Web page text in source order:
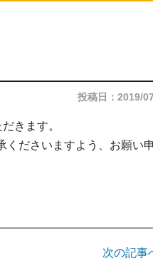
投稿日：2019/
きます。
くださいますよう、お願い
次の記事